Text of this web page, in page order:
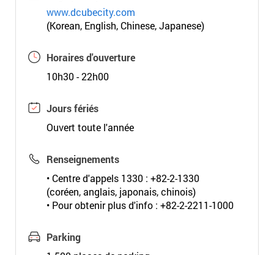
www.dcubecity.com
(Korean, English, Chinese, Japanese)
Horaires d'ouverture
10h30 - 22h00
Jours fériés
Ouvert toute l'année
Renseignements
• Centre d'appels 1330 : +82-2-1330
(coréen, anglais, japonais, chinois)
• Pour obtenir plus d'info : +82-2-2211-1000
Parking